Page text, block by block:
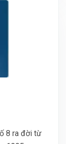
8 ra đời từ